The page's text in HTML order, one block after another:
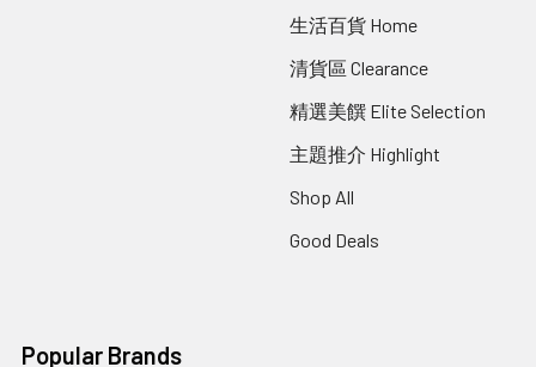
生活百貨 Home
清貨區 Clearance
精選美饌 Elite Selection
主題推介 Highlight
Shop All
Good Deals
Popular Brands